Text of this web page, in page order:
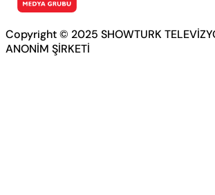
Copyright © 2025 SHOWTURK
ANONİM ŞİRKETİ